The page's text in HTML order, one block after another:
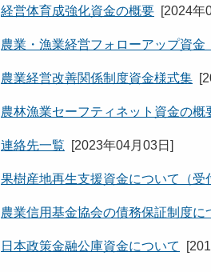
経営体育成強化資金の概要 [2024年
農業・漁業経営フォローアップ資金
農業経営改善関係制度資金様式集 [
農林漁業セーフティネット資金の概
連絡先一覧 [2023年04月03日 ]
果樹産地再生支援資金について（受
農業信用基金協会の債務保証制度に
日本政策金融公庫資金について [